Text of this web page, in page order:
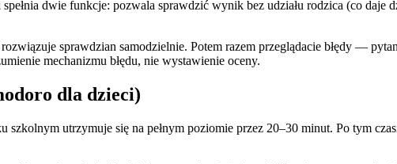
dwie funkcje: pozwala sprawdzić wynik bez udziału rodzica (co daje
sprawdzian samodzielnie. Potem razem przeglądacie błędy —
mechanizmu błędu, nie wystawienie oceny.
dla dzieci)
utrzymuje się na pełnym poziomie przez 20–30 minut. Po tym